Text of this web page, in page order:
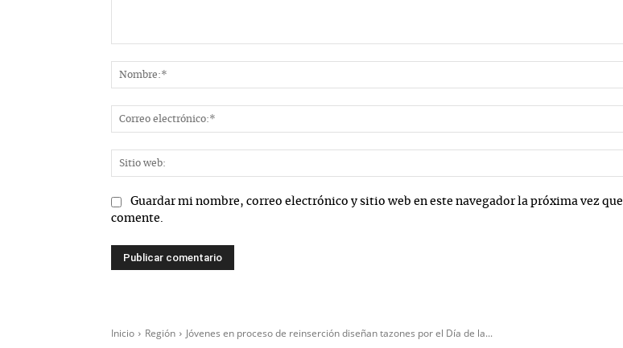
Guardar mi nombre, correo electrónico y sitio web en este navegador la próxima vez que
comente.